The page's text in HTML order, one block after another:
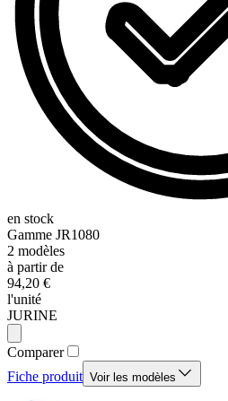
en stock
Gamme JR1080
2 modèles
à partir de
94,20 €
l'unité
JURINE
Comparer
Fiche produit Voir les modèles